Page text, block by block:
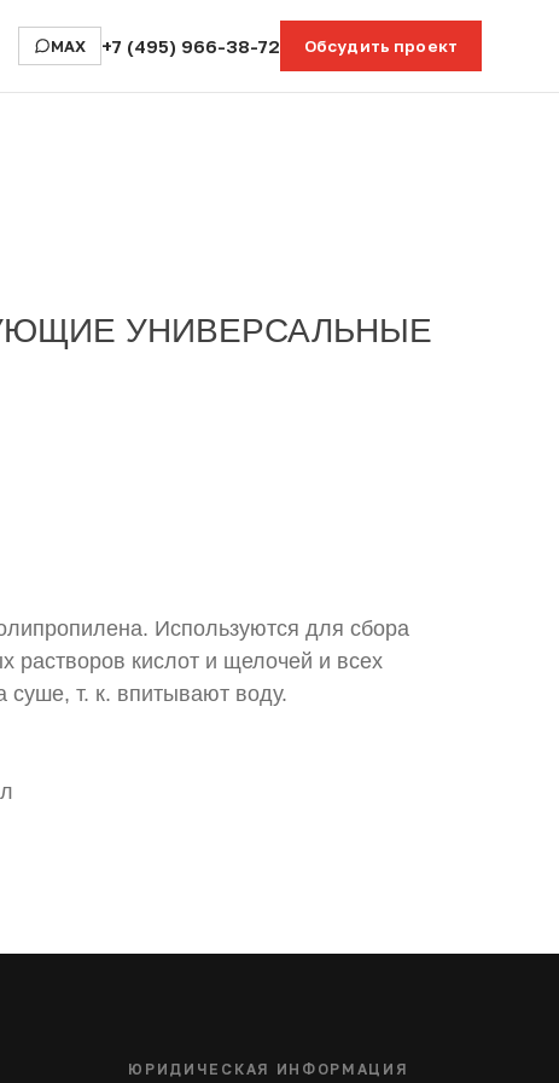
MAX +7 (495) 966-38-72 Обсудить проект
УНИВЕРСАЛЬНЫЕ
Используются для сбора
растворов кислот и щелочей и всех
т. к. впитывают воду.
ЮРИДИЧЕСКАЯ ИНФОРМАЦИЯ